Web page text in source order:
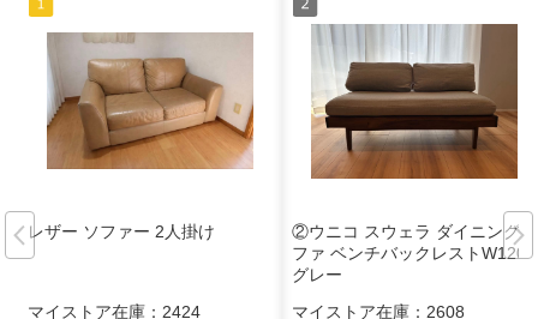
レザー ソファー 2人掛け
マイストア在庫： 2424
②ウニコ スウェラ ダイニングソ
ファ ベンチバックレストW1200
グレー
マイストア在庫： 2608